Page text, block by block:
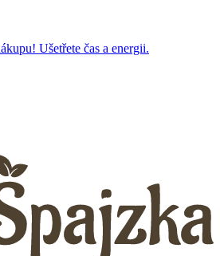
Ušetřete čas a energii.